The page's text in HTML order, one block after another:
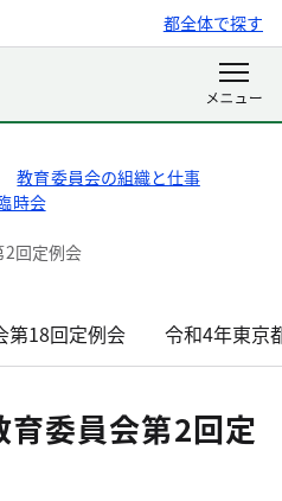
都全体で探す
教育委員会の組織と仕事
時会
2回定例会
第18回定例会 令和4年東京
委員会第2回定